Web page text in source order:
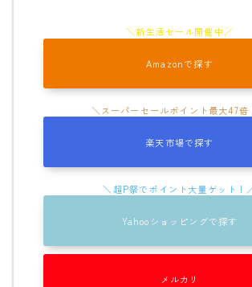
Amazonで探す
楽天市場で探す
Yahooショッピングで探す
メルカリ